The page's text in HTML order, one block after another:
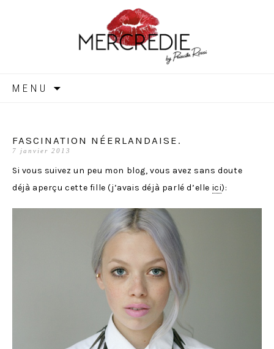
MERCREDIE
MENU
FASCINATION NÉERLANDAISE.
7 janvier 2013
Si vous suivez un peu mon blog, vous avez sans doute
déjà aperçu cette fille (j’avais déjà parlé d’elle ici):